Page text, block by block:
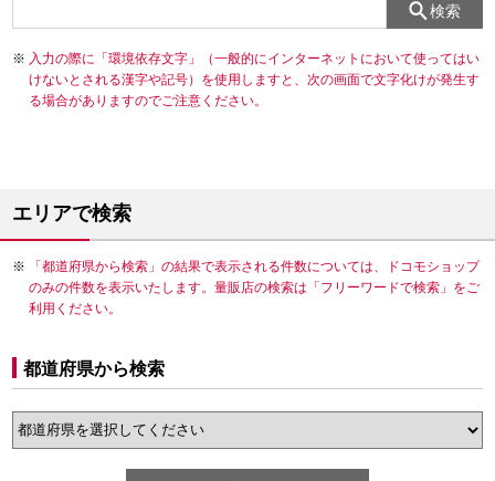
検索
入力の際に「環境依存文字」（一般的にインターネットにおいて使ってはい
けないとされる漢字や記号）を使用しますと、次の画面で文字化けが発生す
る場合がありますのでご注意ください。
エリアで検索
「都道府県から検索」の結果で表示される件数については、ドコモショップ
のみの件数を表示いたします。量販店の検索は「フリーワードで検索」をご
利用ください。
都道府県から検索